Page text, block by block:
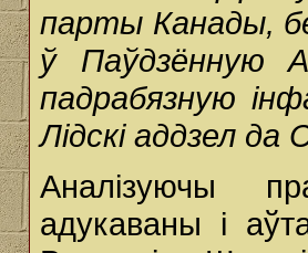
парты Канады,
ў Паўдзённую
падрабязную
Лідскі аддзел да
Аналізуючы
адукаваны і